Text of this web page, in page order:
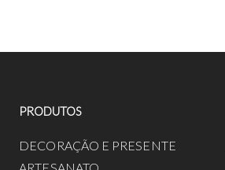
PRODUTOS
DECORAÇÃO E PRESENTE